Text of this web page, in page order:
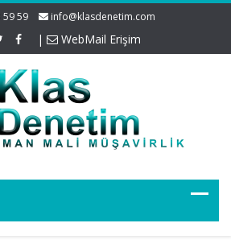
59 info@klasdenetim.com
| WebMail Erişim